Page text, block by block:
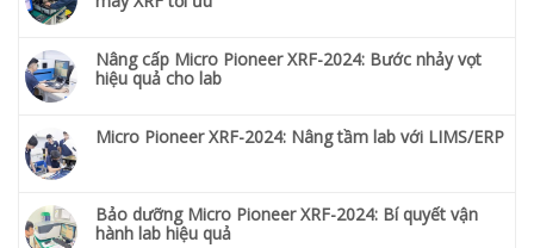
Nâng cấp Micro Pioneer XRF-2024: Bước nhảy vọt
hiệu quả cho lab
Micro Pioneer XRF-2024: Nâng tầm lab với LIMS/ERP
Bảo dưỡng Micro Pioneer XRF-2024: Bí quyết vận
hành lab hiệu quả